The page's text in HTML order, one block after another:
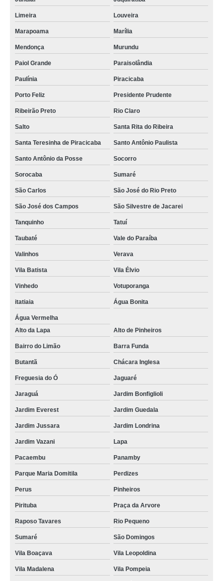
Limeira Louveira
Marapoama Marília
Mendonça Murundu
Paiol Grande Paraisolândia
Paulínia Piracicaba
Porto Feliz Presidente Prudente
Ribeirão Preto Rio Claro
Salto Santa Rita do Ribeira
Santa Teresinha de Piracicaba Santo Antônio Paulista
Santo Antônio da Posse Socorro
Sorocaba Sumaré
São Carlos São José do Rio Preto
São José dos Campos São Silvestre de Jacarei
Tanquinho Tatuí
Taubaté Vale do Paraíba
Valinhos Verava
Vila Batista Vila Élvio
Vinhedo Votuporanga
itatiaia Água Bonita
Água Vermelha
Alto da Lapa
Alto de Pinheiros
Bairro do Limão Barra Funda
Butantã Chácara Inglesa
Freguesia do Ó Jaguaré
Jaraguá Jardim Bonfiglioli
Jardim Everest Jardim Guedala
Jardim Jussara Jardim Londrina
Jardim Vazani Lapa
Pacaembu Panamby
Parque Maria Domitila Perdizes
Perus Pinheiros
Pirituba Praça da Arvore
Raposo Tavares Rio Pequeno
Sumaré São Domingos
Vila Boaçava Vila Leopoldina
Vila Madalena Vila Pompeia